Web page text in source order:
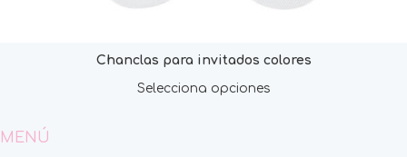
Chanclas para invitados colores
Selecciona opciones
MENÚ